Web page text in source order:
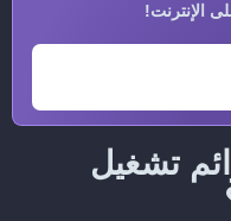
الإنترنت!
تشغيل